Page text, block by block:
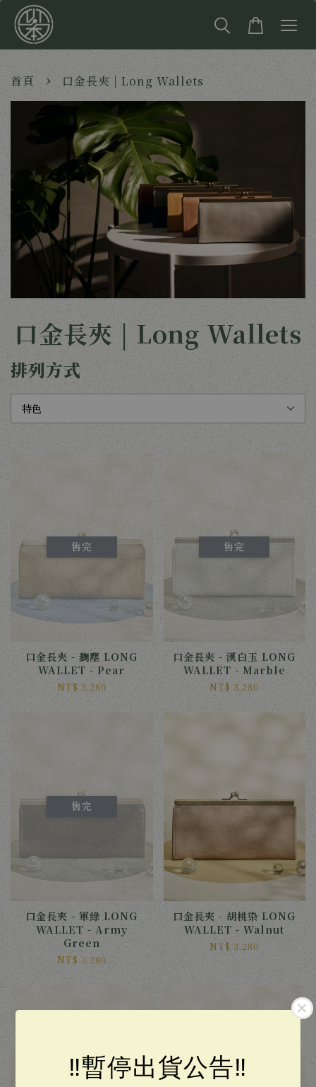
‼️暫停出貨公告‼️
首頁 › 口金長夾 | Long Wallets
口金長夾 | Long Wallets
排列方式
售完
口金長夾 - 麹塵 LONG
WALLET - Pear
NT$ 3,280
售完
口金長夾 - 漢白玉 LONG
WALLET - Marble
NT$ 3,280
售完
口金長夾 - 軍綠 LONG
WALLET - Army
Green
NT$ 3,280
口金長夾 - 胡桃染 LONG
WALLET - Walnut
NT$ 3,280
售完 售完